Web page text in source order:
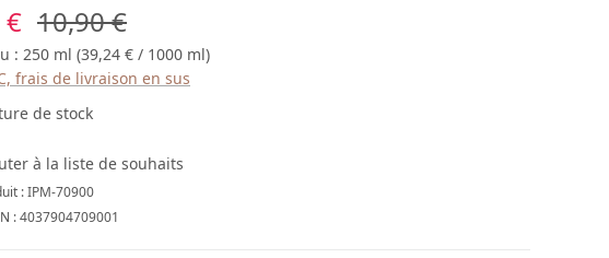
vente :
€ Prix régulier :
10,90 €
: 250 ml (39,24 € / 1000 ml)
frais de livraison en sus
de stock
à la liste de souhaits
:IPM-70900
:4037904709001